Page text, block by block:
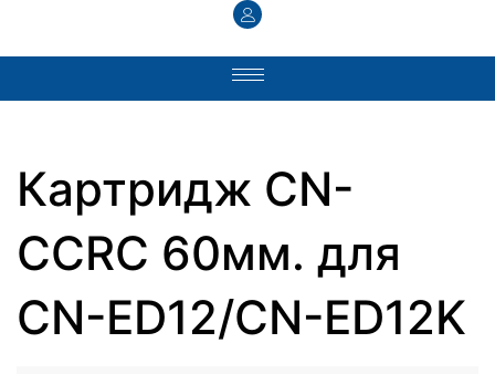
Картридж CN-
CCRC 60мм. для
CN-ED12/CN-ED12K